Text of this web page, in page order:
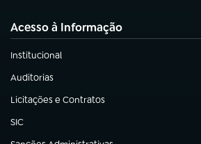
Acesso à Informação
Institucional
(abre em nova aba)
Auditorias
(abre em nova aba)
Licitações e Contratos
(abre em nova aba)
SIC
(abre em nova aba)